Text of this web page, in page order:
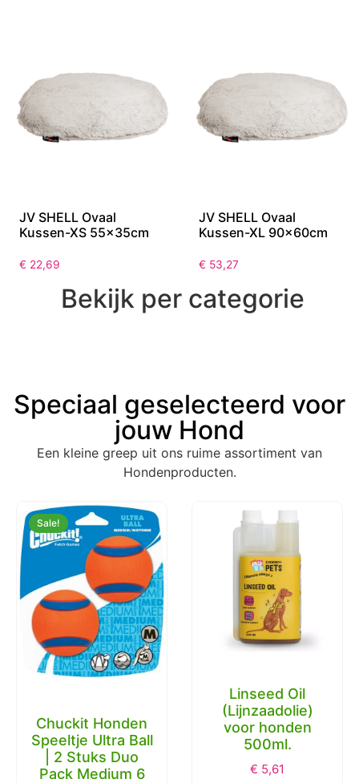
JV SHELL Ovaal
Kussen-XS 55x35cm
€ 22,69
JV SHELL Ovaal
Kussen-XL 90x60cm
€ 53,27
Bekijk per categorie
Speciaal geselecteerd voor
jouw Hond
Een kleine greep uit ons ruime assortiment van
Hondenproducten.
Sale!
Chuckit Honden
Speeltje Ultra Ball
| 2 Stuks Duo
Pack Medium 6
Linseed Oil
(Lijnzaadolie)
voor honden
500ml.
€ 5,61